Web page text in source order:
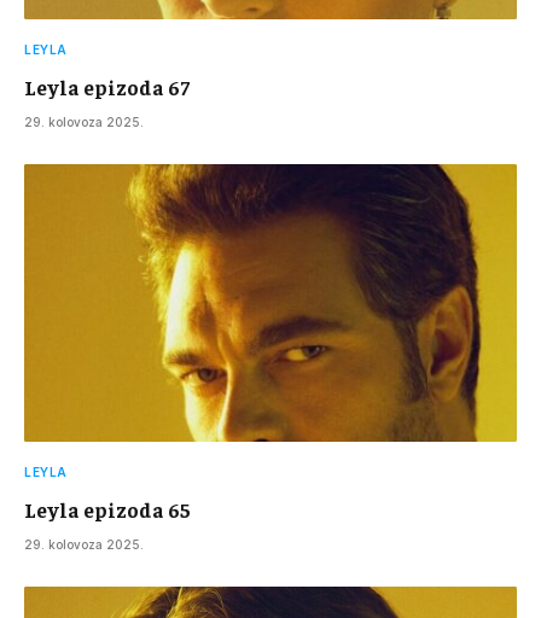
LEYLA
Leyla epizoda 67
29. kolovoza 2025.
LEYLA
Leyla epizoda 65
29. kolovoza 2025.